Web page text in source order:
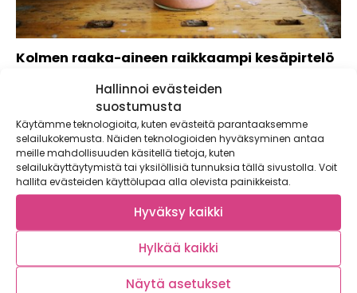
Hallinnoi evästeiden
suostumusta
Käytämme teknologioita, kuten evästeitä parantaaksemme
selailukokemusta. Näiden teknologioiden hyväksyminen antaa
meille mahdollisuuden käsitellä tietoja, kuten
selailukäyttäytymistä tai yksilöllisiä tunnuksia tällä sivustolla. Voit
hallita evästeiden käyttölupaa alla olevista painikkeista.
Hyväksy kaikki
Hylkää kaikki
Näytä asetukset
Kolmen raaka-aineen raikkaampi kesäpirtelö
Muistan jäätelökesää, kuuluu klassikkolaulu. Kukapa ei
jätskistä tykkäisi – kesällä etenkin! Kylmä herkku on...